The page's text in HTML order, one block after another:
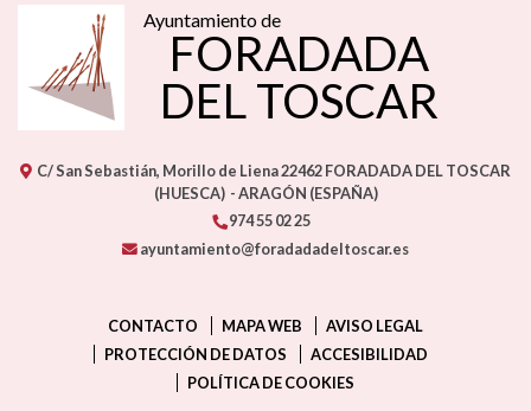
Ayuntamiento de
FORADADA
DEL TOSCAR
C/ San Sebastián, Morillo de Liena22462FORADADA DEL TOSCAR
(HUESCA) - ARAGÓN (ESPAÑA)
974 55 02 25
ayuntamiento@foradadadeltoscar.es
CONTACTO MAPA WEB
AVISO LEGAL
PROTECCIÓN DE DATOS
ACCESIBILIDAD
POLÍTICA DE COOKIES